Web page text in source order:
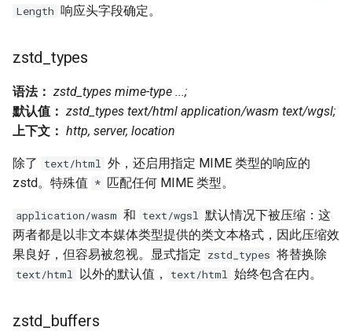
memcached
mlcache
multiplexer
murmurhash2
mysql
Length 响应头字段确定。
zstd_types
语法： zstd_types mime-type ...;
默认值： zstd_types text/html application/wasm text/wgsl;
上下文： http, server, location
除了 text/html 外，还启用指定 MIME 类型的响应的
zstd。特殊值 * 匹配任何 MIME 类型。
application/wasm 和 text/wgsl 默认情况下被压缩：这
两者都是以非文本媒体类型提供的类文本格式，因此压缩效
果良好，但容易被忽视。显式指定 zstd_types 将替换除
text/html 以外的默认值， text/html 始终包含在内。
zstd_buffers